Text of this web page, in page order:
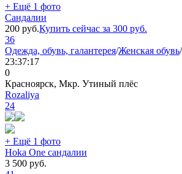
+ Ещё 1 фото
Сандалии
200 руб.Купить сейчас за 300 руб.
36
Одежда, обувь, галантерея/Женская обувь/
23:37:17
0
Красноярск, Мкр. Утиный плёс
Rozaliya
24
+ Ещё 1 фото
Hoka One сандалии
3 500 руб.